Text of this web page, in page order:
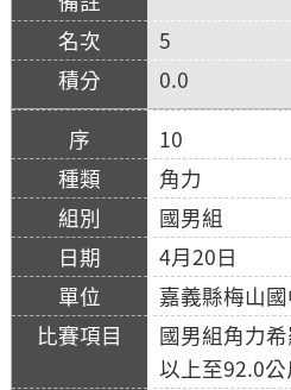
5
0.0
10
角力
國男組
4月20日
嘉義縣梅山國
國男組角力
以上至92.0